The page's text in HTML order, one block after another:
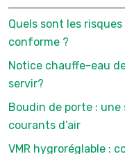
Quels sont les
conforme ?
Notice chauffe-eau
servir?
Boudin de porte :
courants d’air
VMR hygroréglable :